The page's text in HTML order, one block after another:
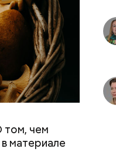
том, чем
материале
30 секунд.